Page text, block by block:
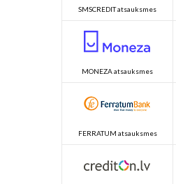
SMSCREDIT atsauksmes
MONEZA atsauksmes
FERRATUM atsauksmes